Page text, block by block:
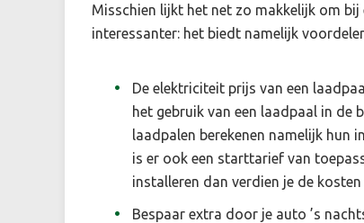
Misschien lijkt het net zo makkelijk om
interessanter: het biedt namelijk
De elektriciteit prijs van een
het gebruik van een laadpaal in de
laadpalen berekenen namelijk hun
is er ook een starttarief van
installeren dan verdien je de
Bespaar extra door je auto ’s